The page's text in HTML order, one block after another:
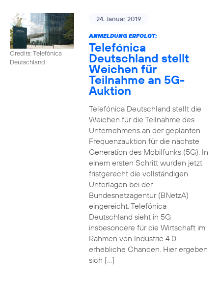
Credits: Telefónica
Deutschland
24. Januar 2019
ANMELDUNG ERFOLGT:
Telefónica
Deutschland stellt
Weichen für
Teilnahme an 5G-
Auktion
Telefónica Deutschland stellt die
Weichen für die Teilnahme des
Unternehmens an der geplanten
Frequenzauktion für die nächste
Generation des Mobilfunks (5G). In
einem ersten Schritt wurden jetzt
fristgerecht die vollständigen
Unterlagen bei der
Bundesnetzagentur (BNetzA)
eingereicht. Telefónica
Deutschland sieht in 5G
insbesondere für die Wirtschaft im
Rahmen von Industrie 4.0
erhebliche Chancen. Hier ergeben
sich […]